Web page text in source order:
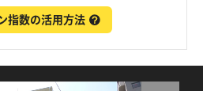
指数の活用方法